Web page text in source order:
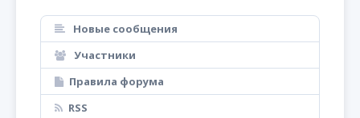
Новые сообщения
Участники
Правила форума
RSS